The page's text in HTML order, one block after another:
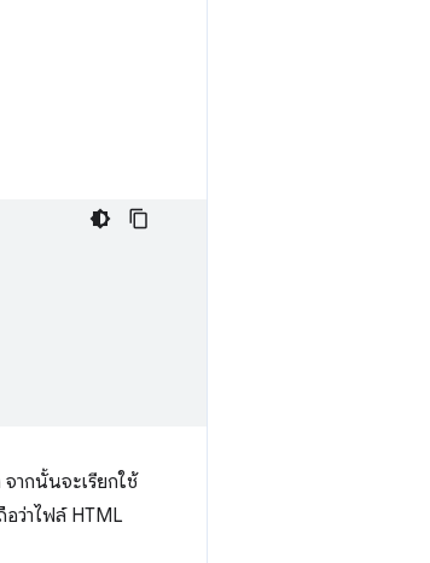
ากนั้นจะเรียกใช้
ว่าไฟล์ HTML